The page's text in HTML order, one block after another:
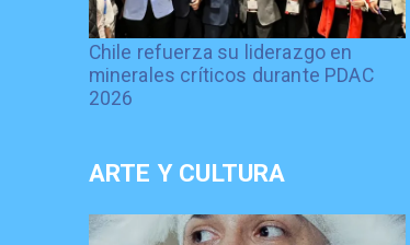
Chile refuerza su liderazgo en
minerales críticos durante PDAC
2026
ARTE Y CULTURA